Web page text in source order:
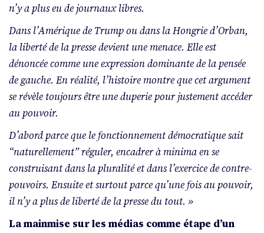
n’y a plus eu de journaux libres.
Dans l’Amérique de Trump ou dans la Hongrie d’Orban,
la liberté de la presse devient une menace. Elle est
dénoncée comme une expression dominante de la pensée
de gauche. En réalité, l’histoire montre que cet argument
se révèle toujours être une duperie pour justement accéder
au pouvoir.
D’abord parce que le fonctionnement démocratique sait
“naturellement” réguler, encadrer à minima en se
construisant dans la pluralité et dans l’exercice de contre-
pouvoirs. Ensuite et surtout parce qu’une fois au pouvoir,
il n’y a plus de liberté de la presse du tout. »
La mainmise sur les médias comme étape d’un